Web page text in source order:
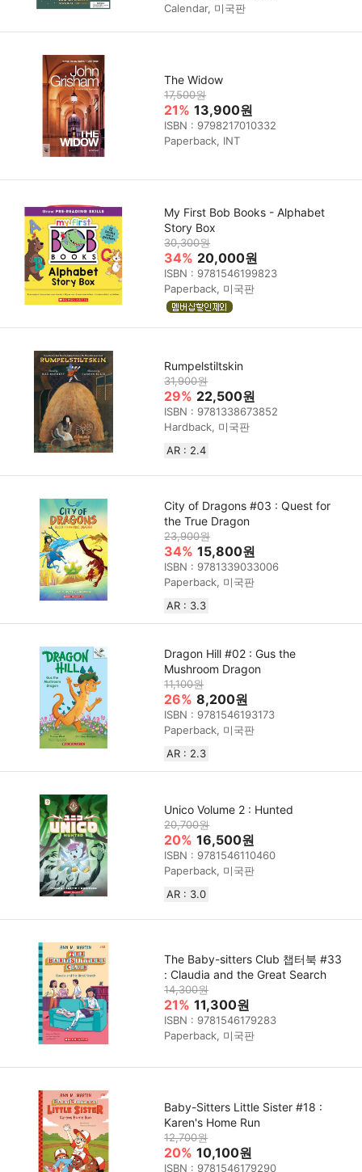
Calendar, 미국판
The Widow
17,500원
21% 13,900원
ISBN : 9798217010332
Paperback, INT
My First Bob Books - Alphabet
Story Box
30,300원
34% 20,000원
ISBN : 9781546199823
Paperback, 미국판
Rumpelstiltskin
31,900원
29% 22,500원
ISBN : 9781338673852
Hardback, 미국판
AR : 2.4
City of Dragons #03 : Quest for
the True Dragon
23,900원
34% 15,800원
ISBN : 9781339033006
Paperback, 미국판
AR : 3.3
Dragon Hill #02 : Gus the
Mushroom Dragon
11,100원
26% 8,200원
ISBN : 9781546193173
Paperback, 미국판
AR : 2.3
Unico Volume 2 : Hunted
20,700원
20% 16,500원
ISBN : 9781546110460
Paperback, 미국판
AR : 3.0
The Baby-sitters Club 챕터북 #33
: Claudia and the Great Search
14,300원
21% 11,300원
ISBN : 9781546179283
Paperback, 미국판
Baby-Sitters Little Sister #18 :
Karen's Home Run
12,700원
20% 10,100원
ISBN : 9781546179290